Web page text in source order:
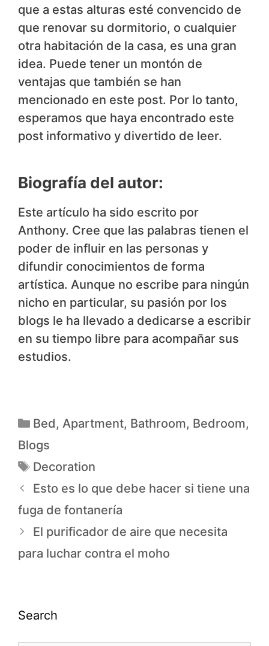
que a estas alturas esté convencido de
que renovar su dormitorio, o cualquier
otra habitación de la casa, es una gran
idea. Puede tener un montón de
ventajas que también se han
mencionado en este post. Por lo tanto,
esperamos que haya encontrado este
post informativo y divertido de leer.
Biografía del autor:
Este artículo ha sido escrito por
Anthony. Cree que las palabras tienen el
poder de influir en las personas y
difundir conocimientos de forma
artística. Aunque no escribe para ningún
nicho en particular, su pasión por los
blogs le ha llevado a dedicarse a escribir
en su tiempo libre para acompañar sus
estudios.
Bed, Apartment, Bathroom, Bedroom,
Blogs
Decoration
Esto es lo que debe hacer si tiene una
fuga de fontanería
El purificador de aire que necesita
para luchar contra el moho
Search